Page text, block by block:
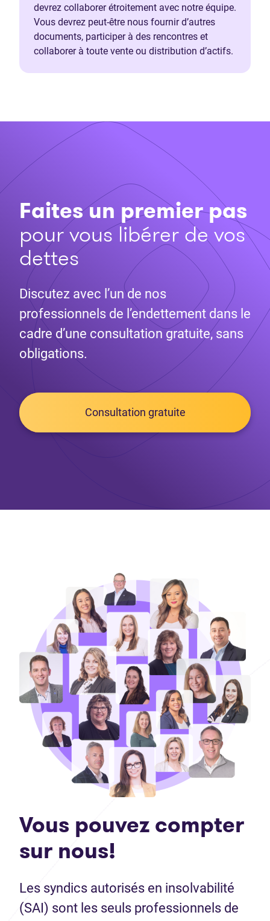
devrez collaborer étroitement avec notre équipe.
Vous devrez peut-être nous fournir d’autres
documents, participer à des rencontres et
collaborer à toute vente ou distribution d’actifs.
Faites un premier pas
pour vous libérer de vos
dettes
Discutez avec l’un de nos
professionnels de l’endettement dans le
cadre d’une consultation gratuite, sans
obligations.
Consultation gratuite
Vous pouvez compter
sur nous!
Les syndics autorisés en insolvabilité
(SAI) sont les seuls professionnels de